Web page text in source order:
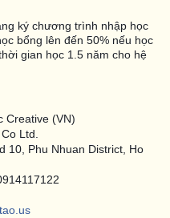
ký chương trình nhập học
bổng lên đến 50% nếu học
gian học 1.5 năm cho hệ
Creative (VN)
Ltd.
10, Phu Nhuan District, Ho